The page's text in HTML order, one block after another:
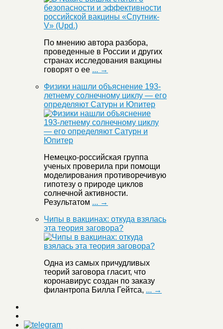
По мнению автора разбора,
проведенные в России и других
странах исследования вакцины
говорят о ее ... →
Физики нашли объяснение 193-
летнему солнечному циклу — его
определяют Сатурн и Юпитер
Немецко-российская группа
ученых проверила при помощи
моделирования противоречивую
гипотезу о природе циклов
солнечной активности.
Результатом ... →
Чипы в вакцинах: откуда взялась
эта теория заговора?
Одна из самых причудливых
теорий заговора гласит, что
коронавирус создан по заказу
филантропа Билла Гейтса, ... →